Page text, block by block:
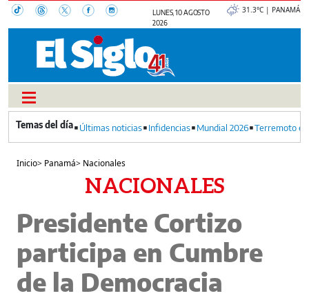
LUNES, 10 AGOSTO
2026
31.3°C | PANAMÁ
Últimas noticias Infidencias Mundial 2026 Terremoto
Inicio> Panamá> Nacionales
NACIONALES
Presidente Cortizo
participa en Cumbre
de la Democracia